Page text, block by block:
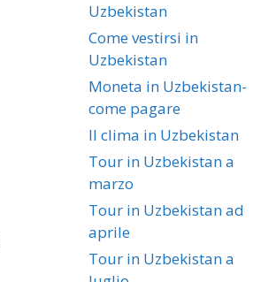
Uzbekistan
Come vestirsi in
Uzbekistan
Moneta in Uzbekistan-
come pagare
Il clima in Uzbekistan
Tour in Uzbekistan a
marzo
Tour in Uzbekistan ad
aprile
Tour in Uzbekistan a